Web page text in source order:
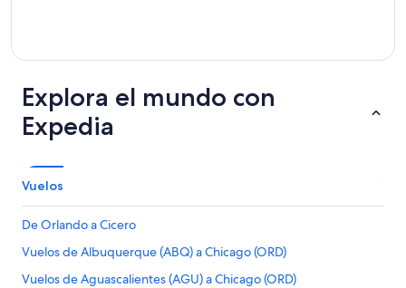
Explora el mundo con
Expedia
Vuelos
De Orlando a Cicero
Vuelos de Albuquerque (ABQ) a Chicago (ORD)
Vuelos de Aguascalientes (AGU) a Chicago (ORD)